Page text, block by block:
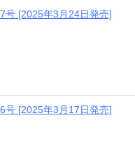
号 [2025年3月24日発売]
号 [2025年3月17日発売]